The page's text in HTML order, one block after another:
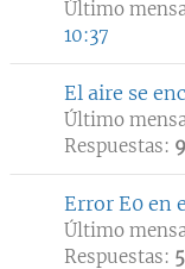
Último
10:37
El aire se
Último
Respuestas: 9
Error E0 en
Último
Respuestas: 5